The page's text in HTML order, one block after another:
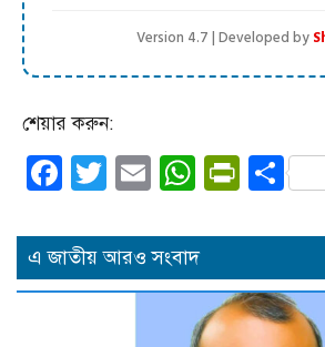
Version 4.7 | Developed by
শেয়ার করুন:
Facebook
Twitter
Email
এ জাতীয় আরও সংবাদ